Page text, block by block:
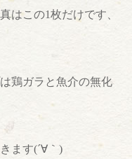
はこの1枚だけです、
鶏ガラと魚介の無化
ます(´∀｀)